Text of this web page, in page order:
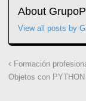
About
View all posts by
Formación
Objetos con PYTHON